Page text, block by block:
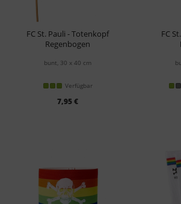
FC St. Pauli - Totenkopf
Regenbogen
bunt, 30 x 40 cm
Verfügbar
7,95 €
FC